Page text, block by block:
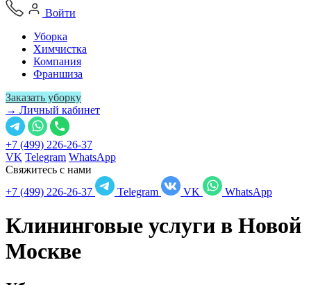
Войти
Уборка
Химчистка
Компания
Франшиза
Заказать уборку
→ Личный кабинет
+7 (499) 226-26-37
VK Telegram WhatsApp
Свяжитесь с нами
+7 (499) 226-26-37
Telegram VK WhatsApp
Клининговые услуги в Новой
Москве